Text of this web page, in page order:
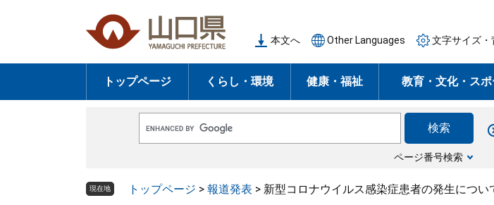
の
頭
ー
飛
本文へ Other Languages 文字サイズ・
トップページ くらし・環境 健康・福祉 教育・文化・スポ
o
e
ページ番号検索
現在地 トップページ > 報道発表 > 新型コロナウイルス感染症患者の発生につい